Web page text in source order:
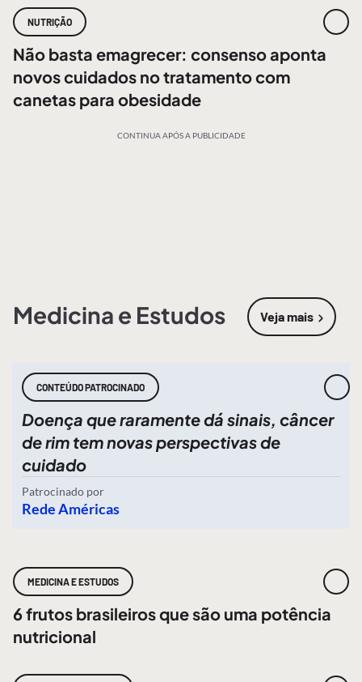
NUTRIÇÃO
Não basta emagrecer: consenso aponta
novos cuidados no tratamento com
canetas para obesidade
CONTINUA APÓS A PUBLICIDADE
Medicina e Estudos Veja mais
sobre
CONTEÚDO PATROCINADO
Doença que raramente dá sinais, câncer
de rim tem novas perspectivas de
cuidado
Patrocinado por
Rede Américas
MEDICINA E ESTUDOS
6 frutos brasileiros que são uma potência
nutricional